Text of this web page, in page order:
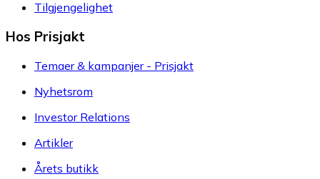
Tilgjengelighet
Hos Prisjakt
Temaer & kampanjer - Prisjakt
Nyhetsrom
Investor Relations
Artikler
Årets butikk